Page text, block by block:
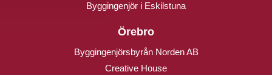
Byggingenjör i Eskilstuna
Örebro
Byggingenjörsbyrån Norden AB
Creative House